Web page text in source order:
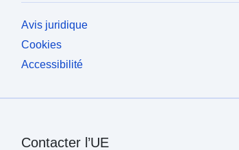
Avis juridique
Cookies
Accessibilité
Contacter l’UE